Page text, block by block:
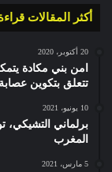
أكثر المقالات
20 أكتوبر، 2020
امن بني مكادة
تتعلق بتكوين
10 يونيو، 2021
برلماني التشيكي،
المغرب
5 مارس، 2021